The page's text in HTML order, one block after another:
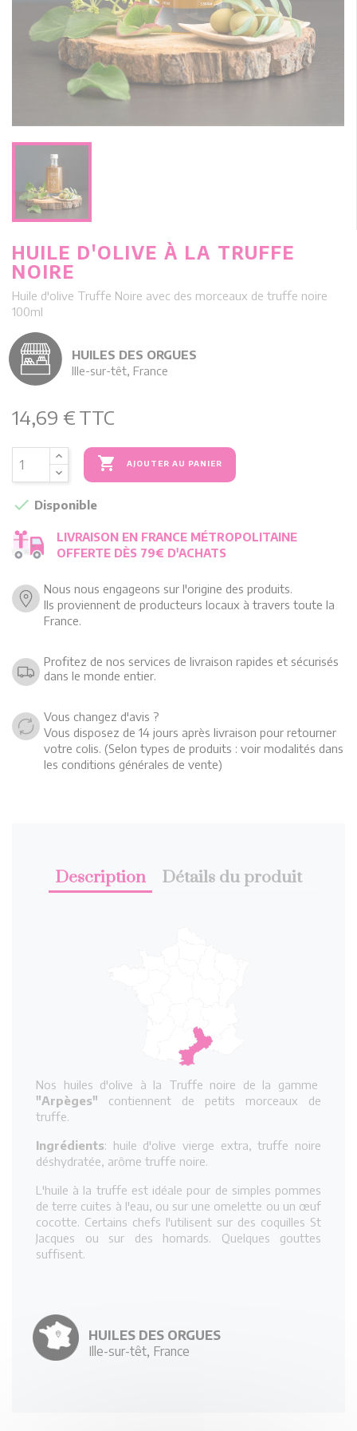
HUILE D'OLIVE À LA TRUFFE
NOIRE
Huile d'olive Truffe Noire avec des morceaux de truffe noire
100ml
HUILES DES ORGUES
Ille-sur-têt, France
14,69 € TTC
 AJOUTER AU PANIER
 Disponible
LIVRAISON EN FRANCE MÉTROPOLITAINE
OFFERTE DÈS 79€ D'ACHATS
Nous nous engageons sur l'origine des produits.
Ils proviennent de producteurs locaux à travers toute la
France.
Profitez de nos services de livraison rapides et sécurisés
dans le monde entier.
Vous changez d'avis ?
Vous disposez de 14 jours après livraison pour retourner
votre colis. (Selon types de produits : voir modalités dans
les conditions générales de vente)
Description Détails du produit
Nos huiles d'olive à la Truffe noire de la gamme
"Arpèges" contiennent de petits morceaux de
truffe.
Ingrédients: huile d'olive vierge extra, truffe noire
déshydratée, arôme truffe noire.
L'huile à la truffe est idéale pour de simples pommes
de terre cuites à l'eau, ou sur une omelette ou un œuf
cocotte. Certains chefs l'utilisent sur des coquilles St
Jacques ou sur des homards. Quelques gouttes
suffisent.
HUILES DES ORGUES
Ille-sur-têt, France